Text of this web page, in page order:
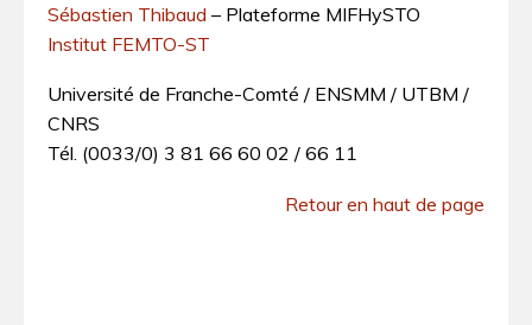
Sébastien Thibaud – Plateforme MIFHySTO
Institut FEMTO-ST
Université de Franche-Comté / ENSMM / UTBM /
CNRS
Tél. (0033/0) 3 81 66 60 02 / 66 11
Retour en haut de page